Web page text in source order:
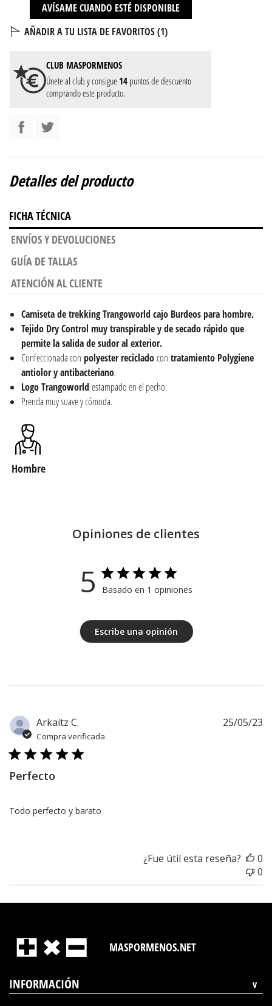
AVÍSAME CUANDO ESTÉ DISPONIBLE
AÑADIR A TU LISTA DE FAVORITOS (1)
CLUB MASPORMENOS
Únete al club y consigue 14 puntos de descuento
comprando este producto.
Detalles del producto
FICHA TÉCNICA
ENVÍOS Y DEVOLUCIONES
GUÍA DE TALLAS
ATENCIÓN AL CLIENTE
Camiseta de trekking Trangoworld cajo Burdeos para hombre.
Tejido Dry Control muy transpirable y de secado rápido que
permite la salida de sudor al exterior.
Confeccionada con polyester recicladocon tratamiento Polygiene
antiolor y antibacteriano.
Logo Trangoworld estampado en el pecho.
Prenda muy suave y cómoda.
Hombre
Opiniones de clientes
5 Basado en 1 opiniones
Escribe una opinión
Arkaitz C.
Compra verificada
Perfecto
Todo perfecto y barato
25/05/23
¿Fue útil esta reseña?
0
0
MASPORMENOS.NET
INFORMACIÓN